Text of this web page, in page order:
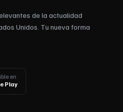
de la actualidad
Unidos. Tu nueva forma
en
Play